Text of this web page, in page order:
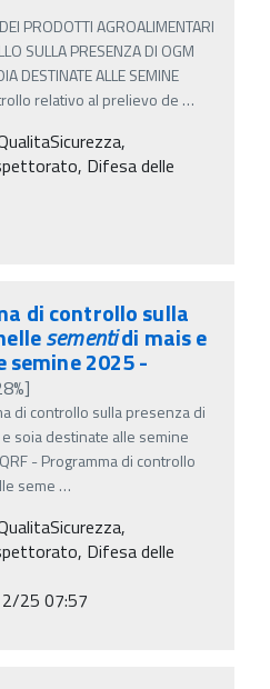
PRODOTTI AGROALIMENTARI
SULLA PRESENZA DI OGM
DESTINATE ALLE SEMINE
relativo al prelievo de …
Difesa delle
di controllo sulla
sementidi mais e
2025 -
di controllo sulla presenza di
soia destinate alle semine
- Programma di controllo
seme …
Difesa delle
25 07:57